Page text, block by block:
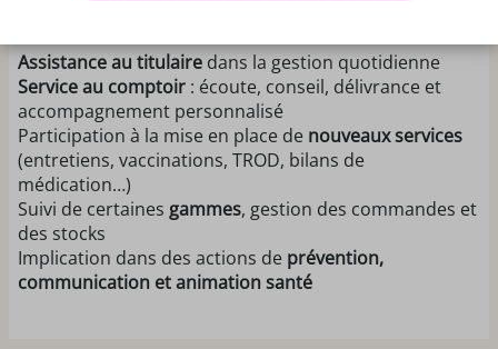
Assistance au titulaire dans la gestion quotidienne
Service au comptoir : écoute, conseil, délivrance et
accompagnement personnalisé
Participation à la mise en place de nouveaux services
(entretiens, vaccinations, TROD, bilans de
médication…)
Suivi de certaines gammes, gestion des commandes et
des stocks
Implication dans des actions de prévention,
communication et animation santé